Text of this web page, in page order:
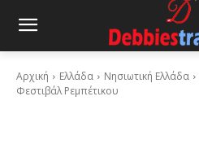
Αρχική Ελλάδα Νησιωτική Ελλάδα
Φεστιβάλ Ρεμπέτικου